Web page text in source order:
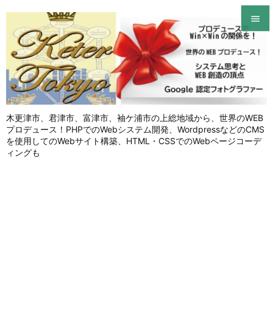
木更津市、君津市、富津市、袖ケ浦市の上総地域から、世界のWEB
プロデュース！PHPでのWebシステム開発、WordpressなどのCMS
を使用してのWebサイト構築、HTML・CSSでのWebページコーデ
ィングも


メニュ
サイド

前へ
